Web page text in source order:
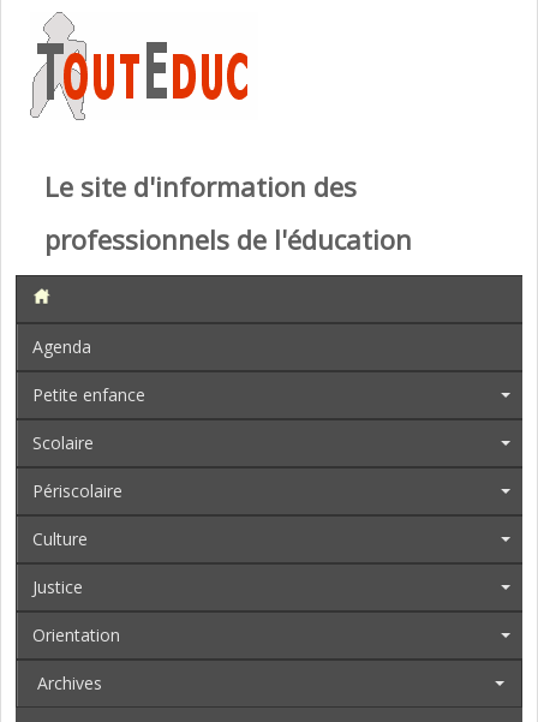
Le site d'information des
professionnels de l'éducation
Agenda
Petite enfance
Scolaire
Périscolaire
Culture
Justice
Orientation
Archives